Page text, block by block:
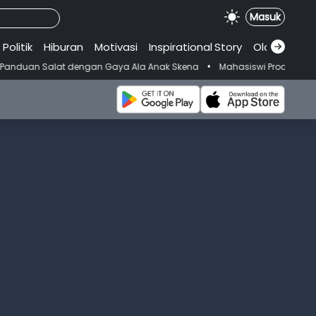
Masuk
Politik Hiburan Motivasi Inspirational.Story Olahraga
Gaya Ala Anak Skena • Mahasiswi Prodi FKM-Undana Diduga